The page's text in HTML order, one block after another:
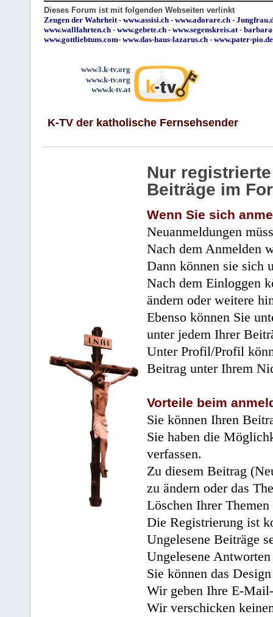
Dieses Forum ist mit folgenden Webseiten verlinkt
Zeugen der Wahrheit - www.assisi.ch - www.adorare.ch -
www.wallfahrten.ch - www.gebete.ch - www.segenskreis.at -
www.gottliebtuns.com- www.das-haus-lazarus.ch - www.pater-pio.de
www3.k-tv.org
www.k-tv.org
www.k-tv.at
K-TV der katholische Fernsehsender
Nur
Beiträge im
Wenn Sie sich
Neuanmeldungen
Nach dem Anmelden
Dann können sie sich
Nach dem Einloggen
ändern oder weitere
Ebenso können Sie
unter jedem Ihrer
Unter Profil/Profil
Beitrag unter Ihrem
Vorteile beim
Sie können Ihren
Sie haben die
verfassen.
Zu diesem Beitrag
zu ändern oder das
Löschen Ihrer
Die Registrierung ist
Ungelesene Beiträge
Ungelesene
Sie können das
Wir geben Ihre E-
Wir verschicken